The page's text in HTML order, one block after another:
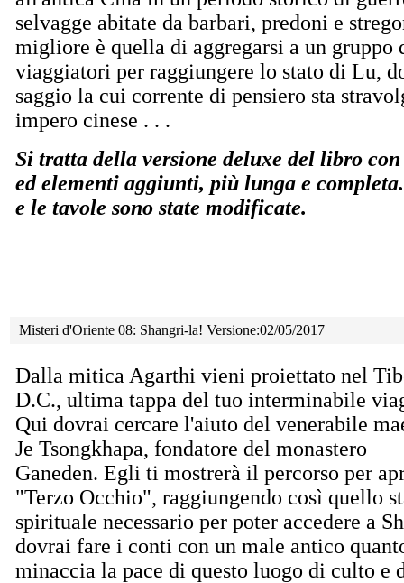
selvagge abitate da barbari, predoni e
migliore è quella di aggregarsi a un gruppo
viaggiatori per raggiungere lo stato di Lu,
saggio la cui corrente di pensiero sta
impero cinese . . .
Si tratta della versione deluxe del libro
ed elementi aggiunti, più lunga e
e le tavole sono state modificate.
Misteri d'Oriente 08: Shangri-la! Versione:02/05/2017
Dalla mitica Agarthi vieni proiettato nel
D.C., ultima tappa del tuo interminabile
Qui dovrai cercare l'aiuto del venerabile
Je Tsongkhapa, fondatore del monastero
Ganeden. Egli ti mostrerà il percorso per
"Terzo Occhio", raggiungendo così quello
spirituale necessario per poter accedere a
dovrai fare i conti con un male antico
minaccia la pace di questo luogo di culto e